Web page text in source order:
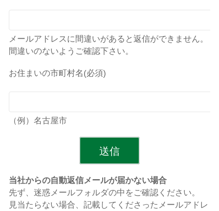
メールアドレスに間違いがあると返信ができません。
間違いのないようご確認下さい。
お住まいの市町村名(必須)
（例）名古屋市
当社からの自動返信メールが届かない場合
先ず、迷惑メールフォルダの中をご確認ください。
見当たらない場合、記載してくださったメールアドレ